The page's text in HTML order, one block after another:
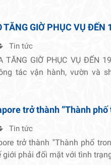
TĂNG GIỜ PHỤC VỤ ĐẾN
Tin tức
TĂNG GIỜ PHỤC VỤ ĐẾN
tác vận hành, vườn và
trở thành ”Thành phố
Tin tức
trở thành ''Thành phố
giới phải đối mặt với tình